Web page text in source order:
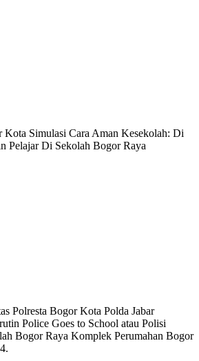
Kota Simulasi Cara Aman Kesekolah: Di
Pelajar Di Sekolah Bogor Raya
Polresta Bogor Kota Polda Jabar
Police Goes to School atau Polisi
Bogor Raya Komplek Perumahan Bogor